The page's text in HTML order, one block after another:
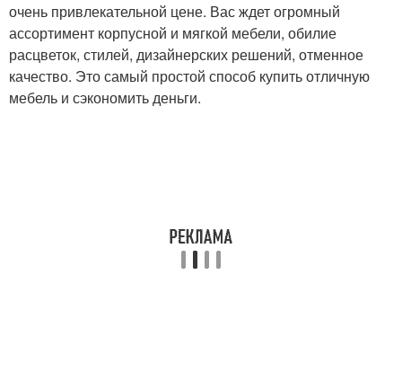
очень привлекательной цене. Вас ждет огромный
ассортимент корпусной и мягкой мебели, обилие
расцветок, стилей, дизайнерских решений, отменное
качество. Это самый простой способ купить отличную
мебель и сэкономить деньги.